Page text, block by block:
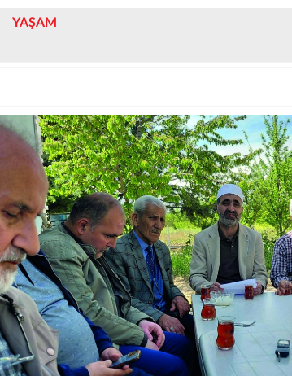
YAŞAM